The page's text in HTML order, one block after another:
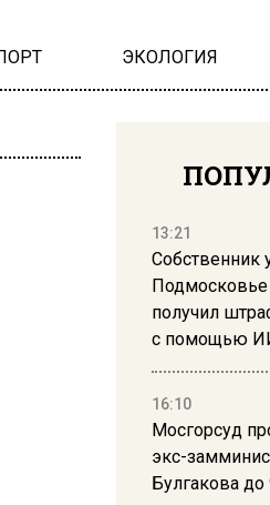
ЭКОЛОГИЯ
13:21
Собственник
получил
с помощью
16:10
Мосгорсуд
экс-
Булгакова до